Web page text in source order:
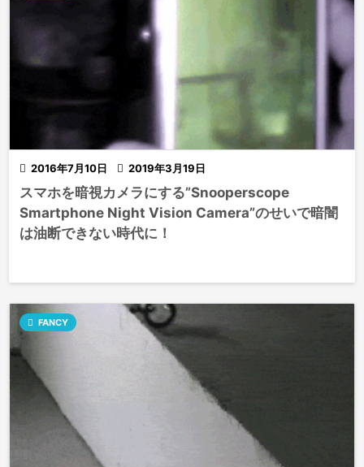
 2016年7月10日  2019年3月19日
スマホを暗視カメラにする”Snooperscope
Smartphone Night Vision Camera”のせいで暗闇
は油断できない時代に！
 FANCY